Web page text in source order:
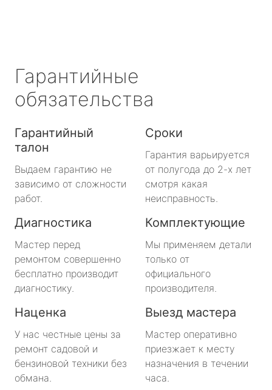
Гарантийные
обязательства
Гарантийный
талон
Выдаем гарантию не
зависимо от сложности
работ.
Сроки
Гарантия варьируется
от полугода до 2-х лет
смотря какая
неисправность.
Диагностика
Мастер перед
ремонтом совершенно
бесплатно производит
диагностику.
Комплектующие
Мы применяем детали
только от
официального
производителя.
Наценка
У нас честные цены за
ремонт садовой и
бензиновой техники без
обмана.
Выезд мастера
Мастер оперативно
приезжает к месту
назначения в течении
часа.